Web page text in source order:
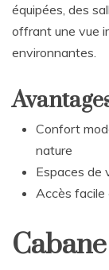
équipées, des
offrant une vue
environnantes.
Confort
nature
Espaces de
Accès facile